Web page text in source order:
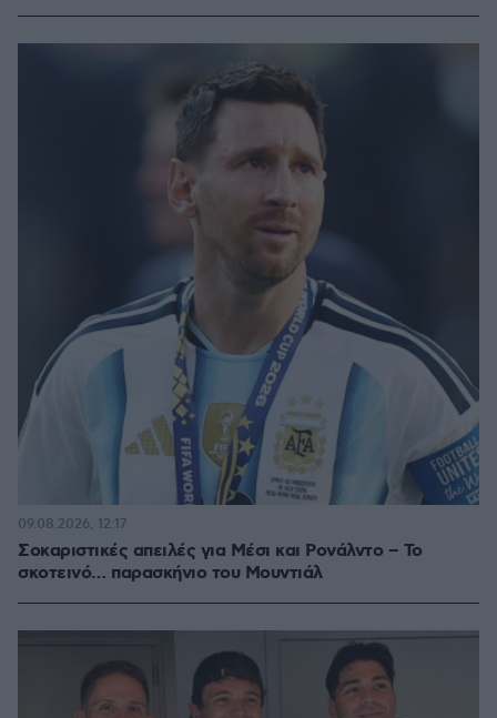
Σοκαριστικές απειλές για Μέσι και Ρονάλντο – Το
σκοτεινό… παρασκήνιο του Μουντιάλ
09.08.2026, 12:17